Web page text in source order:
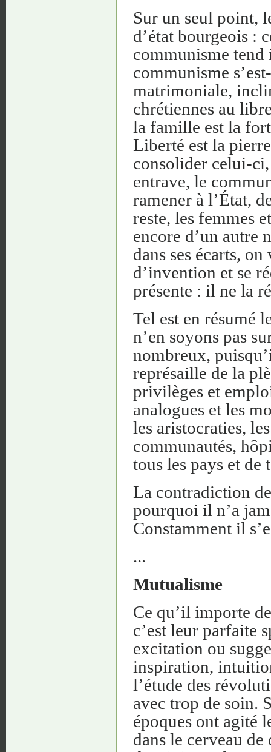
Sur un seul point,
d’état bourgeois :
communisme
communisme
matrimoniale,
chrétiennes au
la famille est la
Liberté est la
consolider celui-
entrave, le
ramener à l’État,
reste, les femmes
encore d’un autre
dans ses écarts,
d’invention et se
présente : il ne la
Tel est en résumé
n’en soyons pas
nombreux,
représaille de la
privilèges et
analogues et les
les aristocraties,
communautés,
tous les pays et de
La contradiction
pourquoi il n’a
Constamment il
...
Mutualisme
Ce qu’il importe
c’est leur parfaite
excitation ou
inspiration,
l’étude des
avec trop de soin.
époques ont agité
dans le cerveau